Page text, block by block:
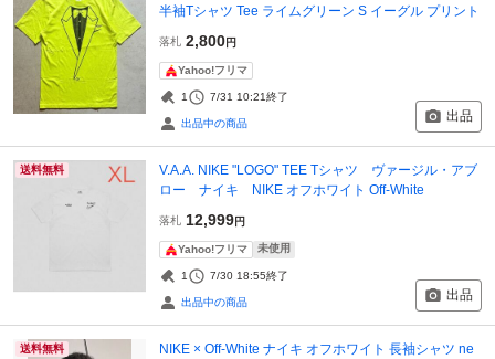
半袖Tシャツ Tee ライムグリーン S イーグル プリント
落札 2,800円
Yahoo!フリマ
1 7/31 10:21終了
出品中の商品 出品
送料無料
V.A.A. NIKE "LOGO" TEE Tシャツ ヴァージル・アブ
ロー ナイキ NIKE オフホワイト Off-White
落札 12,999円
Yahoo!フリマ 未使用
1 7/30 18:55終了
出品中の商品 出品
送料無料
NIKE × Off-White ナイキ オフホワイト 長袖シャツ ne